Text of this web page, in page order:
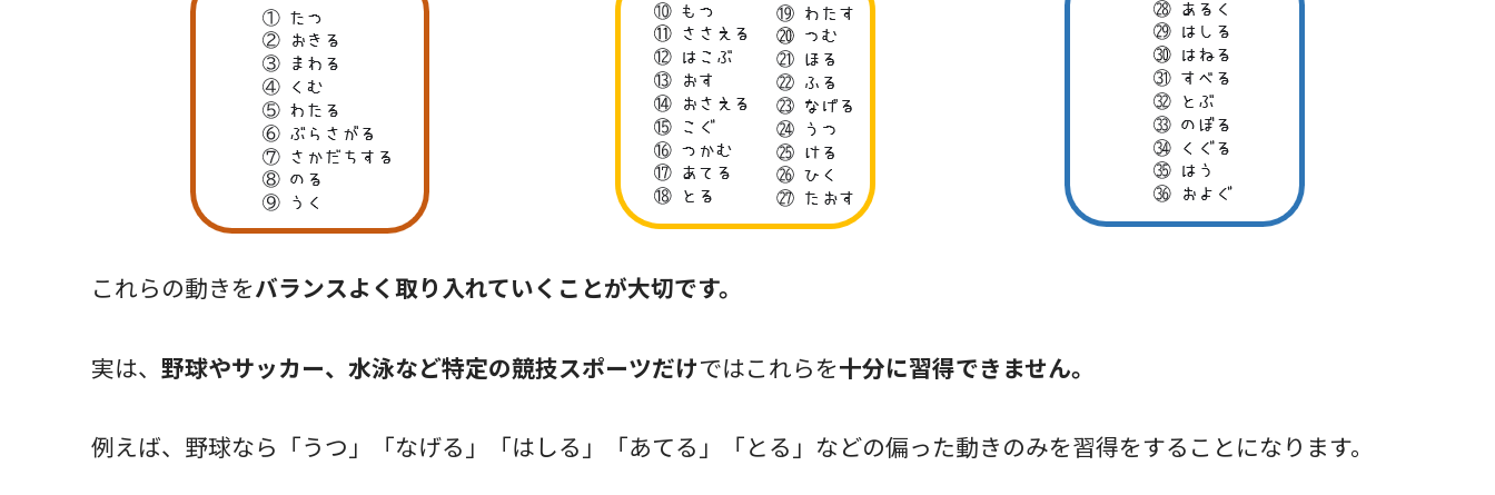
これらの動きをバランスよく取り入れていくことが大切です。
実は、 野球やサッカー、水泳など特定の競技スポーツだけではこれらを十分に習得できません。
例えば、野球なら「うつ」「なげる」「はしる」「あてる」「とる」などの偏った動きのみを習得をすることになります。